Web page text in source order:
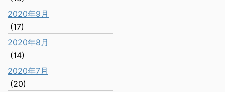
2020年9月
(17)
2020年8月
(14)
2020年7月
(20)